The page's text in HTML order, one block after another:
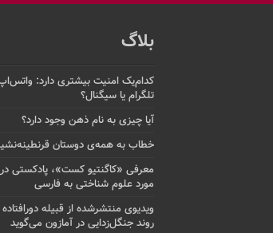
بلاگ
کدام‌یک امنیت بیشتری دارد:
تلگرام یا سیگنال؟
آیا چیزی به نام ذهن وجود دارد؟
خطاب به همه‌ی دوستان
معرفی «کاگنتیو کست»، پادکستی در
مورد علوم شناختی به فارسی
ویدیوی منتشرشده از قبیله دورافتاده‌
روند جنگل‌زدایی در آمازون می‌گوید